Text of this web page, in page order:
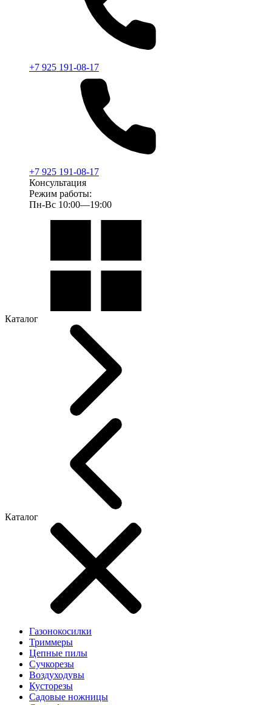
+7 925 191-08-17
+7 925 191-08-17
Консультация
Режим работы:
Пн-Вс 10:00—19:00
Каталог
Каталог
Газонокосилки
Триммеры
Цепные пилы
Cучкорезы
Воздуходувы
Кусторезы
Садовые ножницы